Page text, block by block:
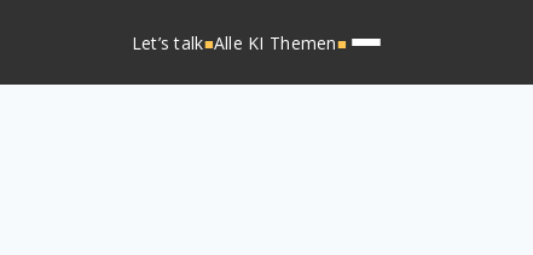
Let’s talk■Alle KI Themen■